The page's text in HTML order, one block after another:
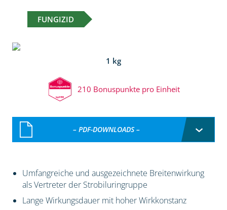
FUNGIZID
1 kg
210 Bonuspunkte pro Einheit
– PDF-DOWNLOADS –
Umfangreiche und ausgezeichnete Breitenwirkung
als Vertreter der Strobiluringruppe
Lange Wirkungsdauer mit hoher Wirkkonstanz